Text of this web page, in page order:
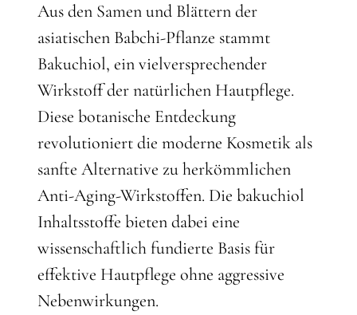
Aus den Samen und Blättern der
asiatischen Babchi-Pflanze stammt
Bakuchiol, ein vielversprechender
Wirkstoff der natürlichen Hautpflege.
Diese botanische Entdeckung
revolutioniert die moderne Kosmetik als
sanfte Alternative zu herkömmlichen
Anti-Aging-Wirkstoffen. Die bakuchiol
Inhaltsstoffe bieten dabei eine
wissenschaftlich fundierte Basis für
effektive Hautpflege ohne aggressive
Nebenwirkungen.